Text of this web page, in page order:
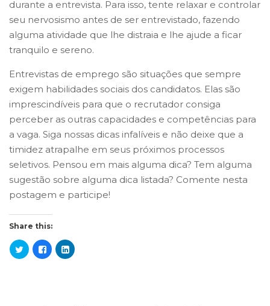
durante a entrevista. Para isso, tente relaxar e controlar
seu nervosismo antes de ser entrevistado, fazendo
alguma atividade que lhe distraia e lhe ajude a ficar
tranquilo e sereno.
Entrevistas de emprego são situações que sempre
exigem habilidades sociais dos candidatos. Elas são
imprescindíveis para que o recrutador consiga
perceber as outras capacidades e competências para
a vaga. Siga nossas dicas infalíveis e não deixe que a
timidez atrapalhe em seus próximos processos
seletivos. Pensou em mais alguma dica? Tem alguma
sugestão sobre alguma dica listada? Comente nesta
postagem e participe!
Share this: